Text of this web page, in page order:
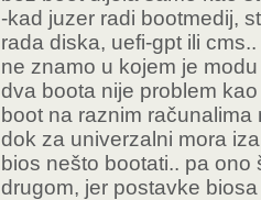
-kad juzer radi bootmedij,
rada diska, uefi-gpt ili
ne znamo u kojem je
dva boota nije problem
boot na raznim
dok za univerzalni mora
bios nešto bootati.. pa
drugom, jer postavke